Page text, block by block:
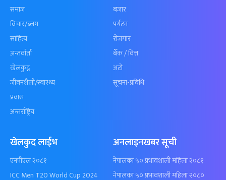
समाज
विचार/ब्लग
साहित्य
अन्तर्वार्ता
खेलकुद़़
जीवनशैली/स्वास्थ्य
प्रवास
अन्तर्राष्ट्रिय
बजार
पर्यटन
रोजगार
बैँक / वित्त
अटो
सूचना-प्रविधि
खेलकुद लाईभ
एनपीएल २०८१
ICC Men T20 World Cup 2024
अनलाइनखबर सूची
नेपालका ५० प्रभावशाली महिला २०८१
नेपालका ५० प्रभावशाली महिला २०८०